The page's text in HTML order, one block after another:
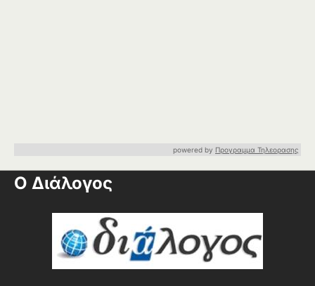
powered by Προγραμμα Τηλεορασης
Ο Διάλογος